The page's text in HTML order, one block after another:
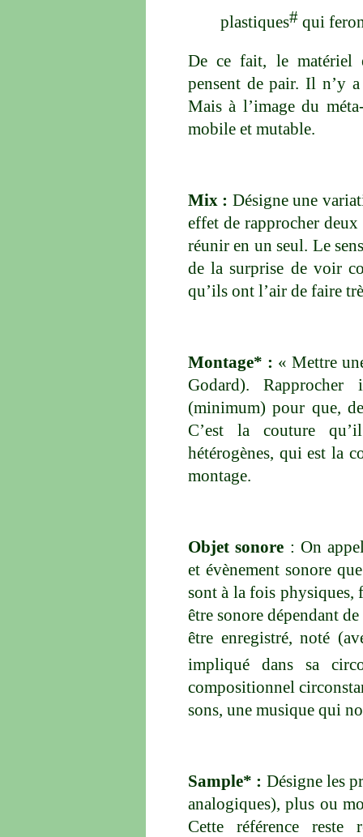
plastiques# qui
De ce fait, le matériel
pensent de pair. Il n’y
Mais à l’image du
mobile et mutable.
Mix : Désigne une
effet de rapprocher
réunir en un seul. Le
de la surprise de voir
qu’ils ont l’air de faire
Montage* : « Mettre
Godard). Rapprocher
(minimum) pour que,
C’est la couture
hétérogènes, qui est la
montage.
Objet sonore : On
et évènement sonore
sont à la fois physiques,
être sonore dépendant
être enregistré, noté
impliqué dans sa
compositionnel
sons, une musique qui
Sample* : Désigne les
analogiques), plus ou
Cette référence reste